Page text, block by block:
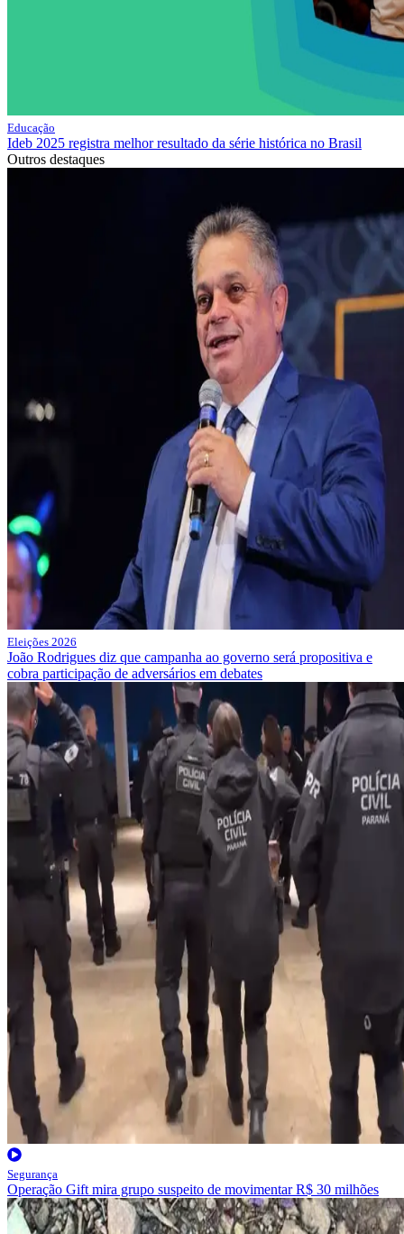
Educação
Ideb 2025 registra melhor resultado da série histórica no Brasil
Outros destaques
Eleições 2026
João Rodrigues diz que campanha ao governo será propositiva e
cobra participação de adversários em debates
Segurança
Operação Gift mira grupo suspeito de movimentar R$ 30 milhões